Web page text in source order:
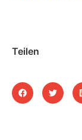
Teilen